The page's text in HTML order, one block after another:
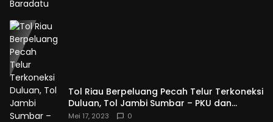
Tol Riau Berpeluang Pecah Telur Terkoneksi
Duluan, Tol Jambi Sumbar – PKU dan
Bengkulu Mohon Banyak Sabar
Mei 17, 2023 0